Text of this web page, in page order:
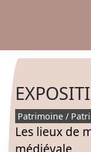
Patrimoine /
Les lieux de
médiévale